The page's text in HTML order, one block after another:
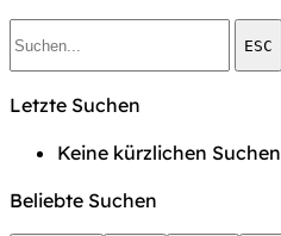
ESC
Letzte Suchen
Keine kürzlichen Suchen
Beliebte Suchen